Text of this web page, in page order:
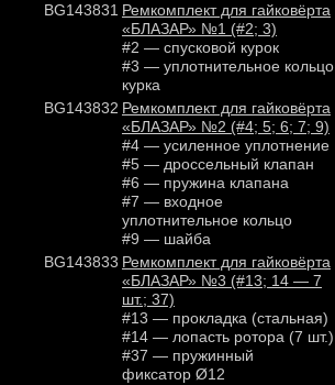
BG143831 Ремкомплект для гайковёрта
«БЛАЗАР» №1 (#2; 3)
#2 — спусковой курок
#3 — уплотнительное кольцо
курка
BG143832 Ремкомплект для гайковёрта
«БЛАЗАР» №2 (#4; 5; 6; 7; 9)
#4 — усиленное уплотнение
#5 — дроссельный клапан
#6 — пружина клапана
#7 — входное
уплотнительное кольцо
#9 — шайба
BG143833 Ремкомплект для гайковёрта
«БЛАЗАР» №3 (#13; 14 — 7
шт.; 37)
#13 — прокладка (стальная)
#14 — лопасть ротора (7 шт.)
#37 — пружинный
фиксатор Ø12